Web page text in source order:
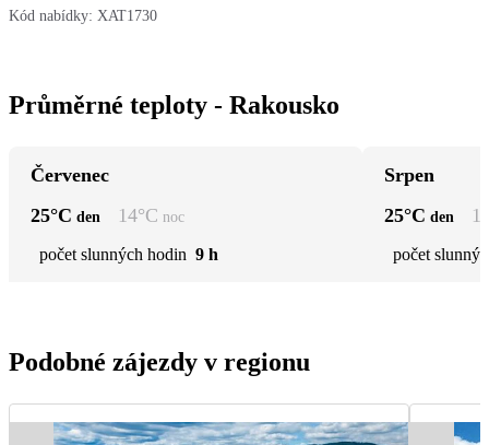
Kód nabídky: XAT1730
Průměrné teploty - Rakousko
Červenec
25°C den 14°C noc
počet slunných hodin 9 h
Srpen
25°C den
počet
Podobné zájezdy v regionu